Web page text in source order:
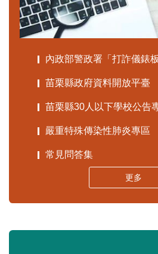
內政部警政署「打詐儀錶板
苗栗縣政府資料開放平臺
苗栗縣30人以下學校公告
嚴重特殊傳染性肺炎專區
常見問答集
更多